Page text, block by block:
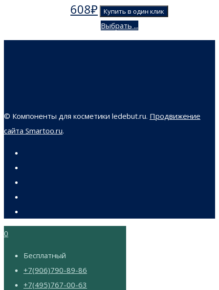
608₽ Купить в один клик
Выбрать ...
© Компоненты для косметики ledebut.ru. Продвижение
сайта Smartoo.ru.
0
Бесплатный
+7(906)790-89-86
+7(495)767-00-63